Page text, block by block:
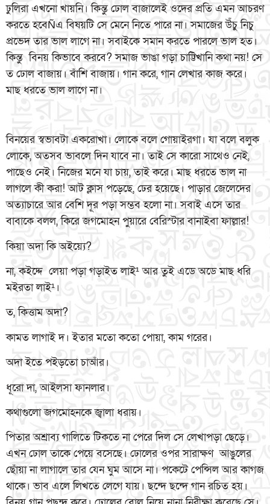
ঢুলিরা এখনো খায়নি। কিন্তু ঢোল বাজালেই ওদের প্রতি এমন আচরণ
করতে হবেÑএ বিষয়টি সে মেনে নিতে পারে না। সমাজের উঁচু নিচু
প্রভেদ তার ভাল লাগে না। সবাইকে সমান করতে পারলে ভাল হত।
কিন্তু বিনয় কিভাবে করবে? সমাজ ভাঙা গড়া চাট্টিখানি কথা নয়! সে
ত ঢোল বাজায়। বাঁশি বাজায়। গান করে, গান লেখার কাজ করে।
মাছ ধরতে ভাল লাগে না।
বিনয়ের স্বভাবটা একরোখা। লোকে বলে গোয়াইরগা। যা বলে বলুক
লোকে, অতসব ভাবলে দিন যাবে না। তাই সে কারো সাথেও নেই,
পাছেও নেই। নিজের মনে যা চায়, তাই করে। মাছ ধরতে ভাল না
লাগলে কী করা! আট ক্লাস পড়েছে, ঢের হয়েছে। পাড়ার জেলেদের
অত্যাচারে আর বেশি দূর পড়া সম্ভব হলো না। সবাই এসে তার
বাবাকে বলল, কিরে জগমোহন পুয়ারে বেরিস্টার বানাইবা ফাল্লার!
কিয়া অদা কি অইয়্যে?
না, কইদ্দে লেয়া পড়া গড়াইত লাই¹ আর তুই এডে অডে মাছ ধরি
মইরতা লাই¹।
ত, কিত্তাম অদা?
কামত লাগাই দ। ইতার মতো কতো পোয়া, কাম গরের।
অদা ইতে পইড়তো চাআঁর।
ধূরো দা, আইলসা ফানলার।
কথাগুলো জগমোহনকে জ্বালা ধরায়।
পিতার অশ্রাব্য গালিতে টিকতে না পেরে দিল সে লেখাপড়া ছেড়ে।
এখন ঢোল তাকে পেয়ে বসেছে। ঢোলের ওপর সারাক্ষণ আঙুলের
ছোঁয়া না লাগালে তার যেন ঘুম আসে না। পকেটে পেন্সিল আর কাগজ
থাকে। ভাব এলে লিখতে লেগে যায়। ছন্দে ছন্দে গান রচিত হয়।